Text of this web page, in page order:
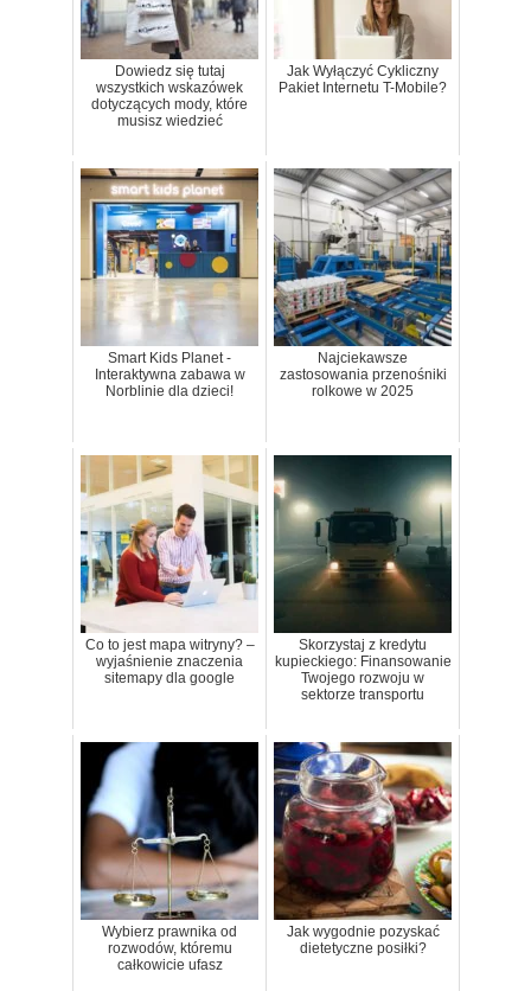
Dowiedz się tutaj
wszystkich wskazówek
dotyczących mody, które
musisz wiedzieć
Jak Wyłączyć Cykliczny
Pakiet Internetu T-Mobile?
Smart Kids Planet -
Interaktywna zabawa w
Norblinie dla dzieci!
Najciekawsze
zastosowania przenośniki
rolkowe w 2025
Co to jest mapa witryny? –
wyjaśnienie znaczenia
sitemapy dla google
Skorzystaj z kredytu
kupieckiego: Finansowanie
Twojego rozwoju w
sektorze transportu
Wybierz prawnika od
rozwodów, któremu
całkowicie ufasz
Jak wygodnie pozyskać
dietetyczne posiłki?